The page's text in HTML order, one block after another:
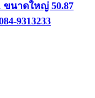
นาดใหญ่ 50.87
9313233